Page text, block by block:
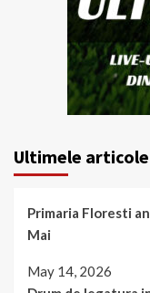
Ultimele articole
Primaria Floresti
Mai
May 14, 2026